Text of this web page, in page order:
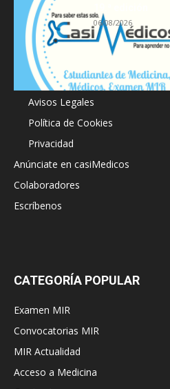
06/08/2026
Acerca de
Avisos Legales
Política de Cookies
Privacidad
Anúnciate en casiMedicos
Colaboradores
Escríbenos
CATEGORÍA POPULAR
Examen MIR
Convocatorias MIR
MIR Actualidad
Acceso a Medicina